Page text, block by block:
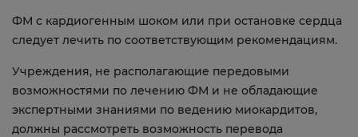
ФМ с кардиогенным шоком или при остановке сердца
следует лечить по соответствующим рекомендациям.
Учреждения, не располагающие передовыми
возможностями по лечению ФМ и не обладающие
экспертными знаниями по ведению миокардитов,
должны рассмотреть возможность перевода